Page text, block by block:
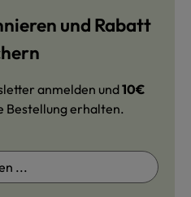
und Rabatt
anmelden und10€
Bestellung erhalten.